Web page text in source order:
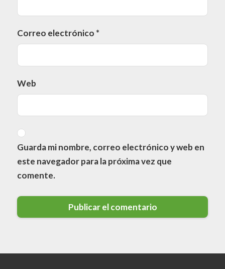
Correo electrónico *
Web
Guarda mi nombre, correo electrónico y web en
este navegador para la próxima vez que
comente.